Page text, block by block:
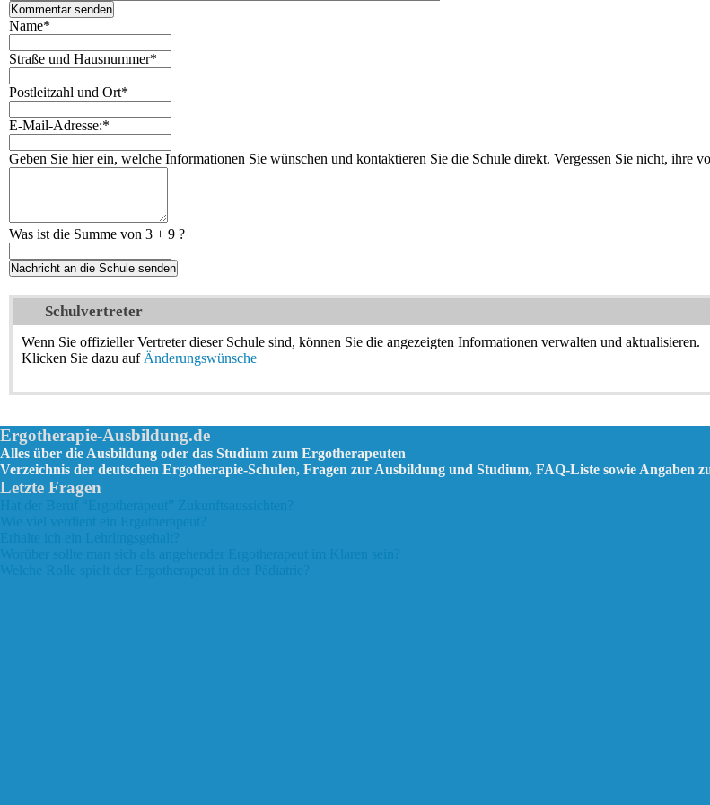
Name*
Straße und Hausnummer*
Postleitzahl und Ort*
E-Mail-Adresse:*
Geben Sie hier ein, welche Informationen Sie wünschen und kontaktieren Sie die Schule direkt. Vergessen Sie nicht, ihre
Was ist die Summe von 3 + 9 ?
Schulvertreter
Wenn Sie offizieller Vertreter dieser Schule sind, können Sie die angezeigten Informationen verwalten und aktualisieren.
Klicken Sie dazu auf Änderungswünsche
Ergotherapie-Ausbildung.de
Alles über die Ausbildung oder das Studium zum Ergotherapeuten
Verzeichnis der deutschen Ergotherapie-Schulen, Fragen zur Ausbildung und Studium, FAQ-Liste sowie Angaben
Letzte Fragen